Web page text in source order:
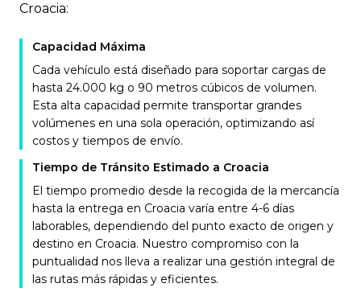
Croacia:
Capacidad Máxima
Cada vehículo está diseñado para soportar cargas de
hasta 24.000 kg o 90 metros cúbicos de volumen.
Esta alta capacidad permite transportar grandes
volúmenes en una sola operación, optimizando así
costos y tiempos de envío.
Tiempo de Tránsito Estimado a Croacia
El tiempo promedio desde la recogida de la mercancía
hasta la entrega en Croacia varía entre 4-6 días
laborables, dependiendo del punto exacto de origen y
destino en Croacia. Nuestro compromiso con la
puntualidad nos lleva a realizar una gestión integral de
las rutas más rápidas y eficientes.